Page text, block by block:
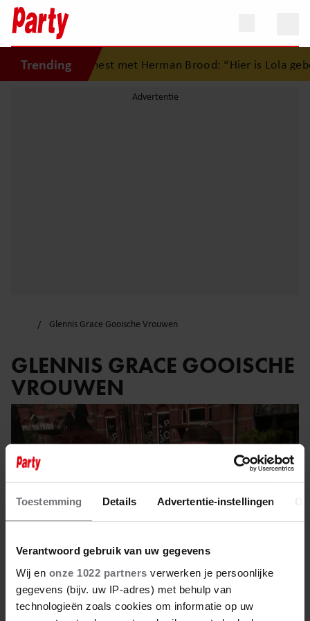
Toestemming Details Advertentie-instellingen
Verantwoord gebruik van uw gegevens
Wij en onze 1022 partners verwerken je persoonlijke
gegevens (bijv. uw IP-adres) met behulp van
technologieën zoals cookies om informatie op uw
Trending
eerste liefdesnest met Herman Brood: “Hier is Lola
Glennis Grace Gooische Vrouwen
GLENNIS GRACE GOOISCHE
VROUWEN